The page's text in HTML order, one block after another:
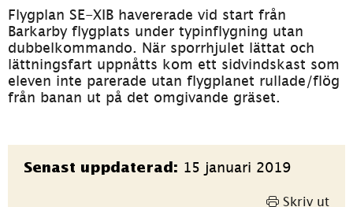
Flygplan SE-XIB havererade vid start från
Barkarby flygplats under typinflygning utan
dubbelkommando. När sporrhjulet lättat och
lättningsfart uppnåtts kom ett sidvindskast som
eleven inte parerade utan flygplanet rullade/flög
från banan ut på det omgivande gräset.
Sidinformation
Senast uppdaterad: 15 januari 2019
Skriv ut